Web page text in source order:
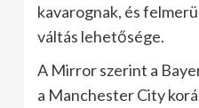
kavarognak, és
váltás lehetősége.
A Mirror szerint a
a Manchester City